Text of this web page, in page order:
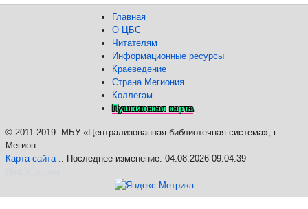
Главная
О ЦБС
Читателям
Информационные ресурсы
Краеведение
Страна Мегиония
Коллегам
Пушкинская карта
© 2011-2019 МБУ «Централизованная библиотечная система», г.
Мегион
Карта сайта:: Последнее изменение: 04.08.2026 09:04:39